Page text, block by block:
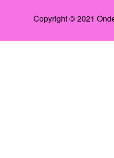
Copyright © 2021